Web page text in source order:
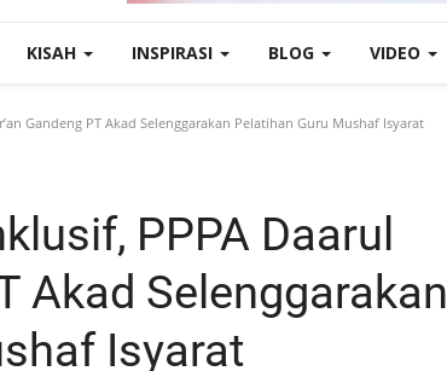
KISAH INSPIRASI BLOG VIDEO
Gandeng PT Akad Selenggarakan Pelatihan Guru Mushaf Isyarat
PPPA Daarul
Akad Selenggarakan
Isyarat